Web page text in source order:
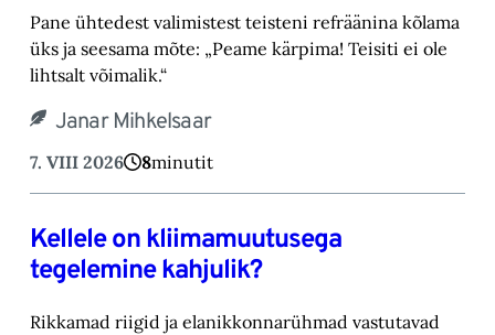
Pane ühtedest valimistest teisteni refräänina kõlama
üks ja seesama mõte: „Peame kärpima! ‎Teisiti ei ole
lihtsalt võimalik.“‎
Janar Mihkelsaar
7. VIII 2026 8minutit
Kellele on kliimamuutusega
tegelemine kahjulik?
Rikkamad riigid ja elanikkonnarühmad vastutavad